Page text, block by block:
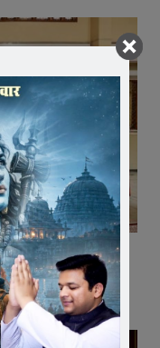
दिशा मिले : राष्ट्रसंत कमल